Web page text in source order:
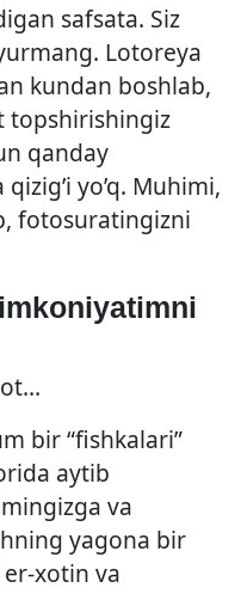
safsata. Siz
Lotoreya
kundan boshlab,
topshirishingiz
qanday
yo’q. Muhimi,
fotosuratingizni
bir “fishkalari”
aytib
va
yagona bir
xotin va